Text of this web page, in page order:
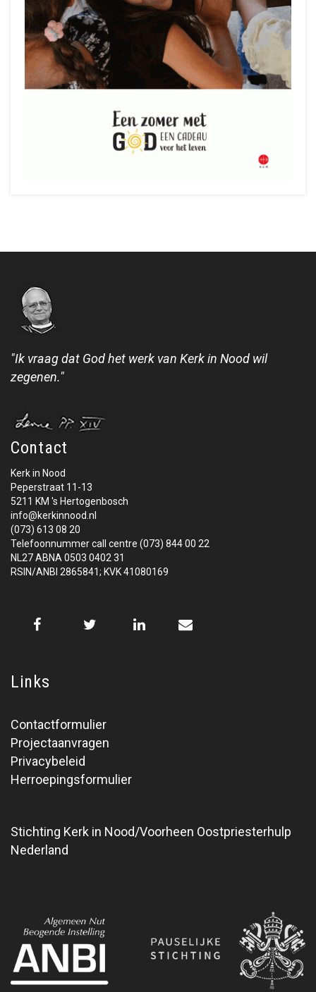
"Ik vraag dat God het werk van Kerk in Nood wil
zegenen."
Contact
Kerk in Nood
Peperstraat 11-13
5211 KM 's Hertogenbosch
info@kerkinnood.nl
(073) 613 08 20
Telefoonnummer call centre (073) 844 00 22
NL27 ABNA 0503 0402 31
RSIN/ANBI 2865841; KVK 41080169
Links
Contactformulier
Projectaanvragen
Privacybeleid
Herroepingsformulier
Stichting Kerk in Nood/Voorheen Oostpriesterhulp
Nederland